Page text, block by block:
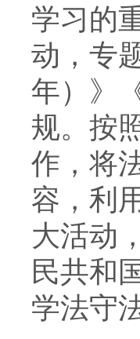
学习的
动，专
年）》
规。按
作，将
容，利
大活动
民共和
学法守